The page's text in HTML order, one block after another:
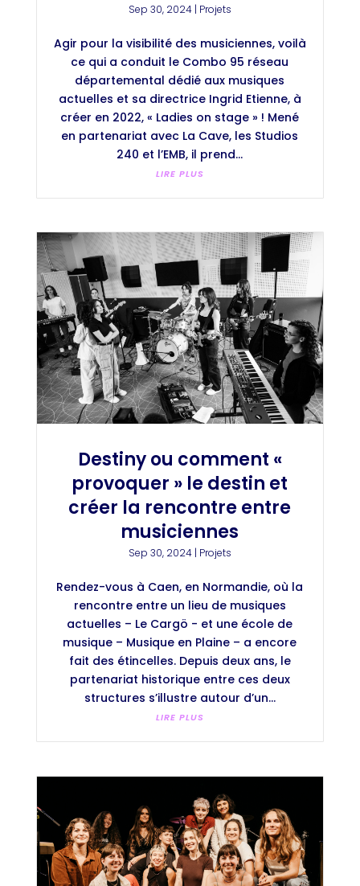
Sep 30, 2024| Projets
Agir pour la visibilité des musiciennes, voilà
ce qui a conduit le Combo 95 réseau
départemental dédié aux musiques
actuelles et sa directrice Ingrid Etienne, à
créer en 2022, « Ladies on stage » ! Mené
en partenariat avec La Cave, les Studios
240 et l’EMB, il prend...
LIRE PLUS
Destiny ou comment «
provoquer » le destin et
créer la rencontre entre
musiciennes
Sep 30, 2024| Projets
Rendez-vous à Caen, en Normandie, où la
rencontre entre un lieu de musiques
actuelles – Le Cargö - et une école de
musique – Musique en Plaine – a encore
fait des étincelles. Depuis deux ans, le
partenariat historique entre ces deux
structures s’illustre autour d’un...
LIRE PLUS